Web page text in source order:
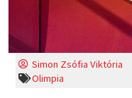
Simon Zsófia Viktória
Olimpia